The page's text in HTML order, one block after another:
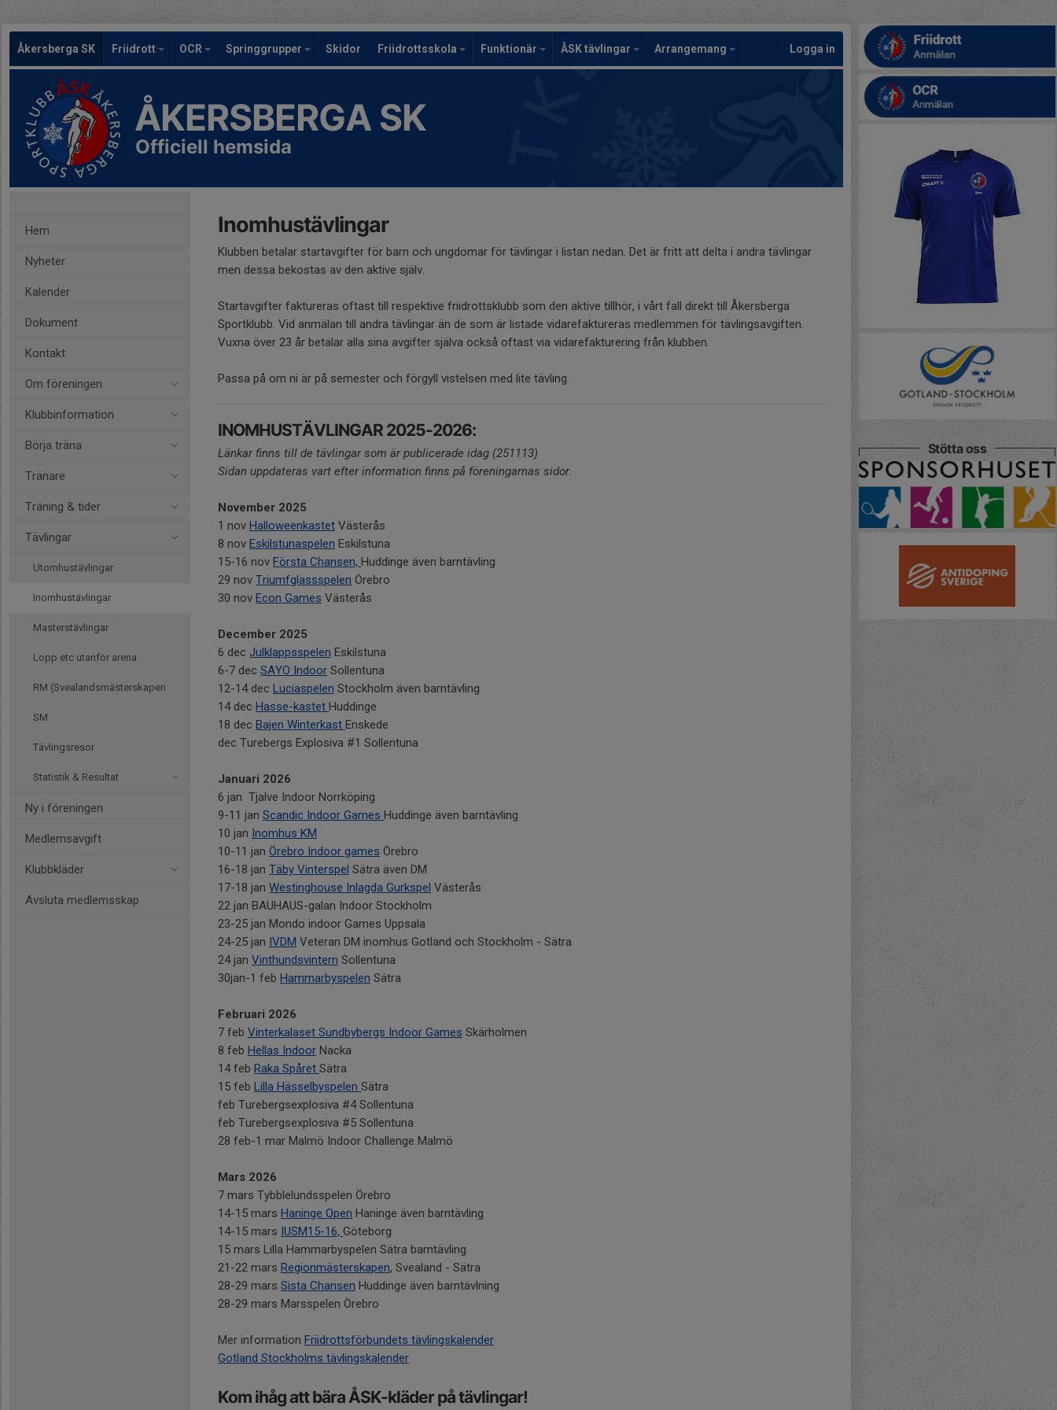
Åkersberga SK Friidrott OCR Springgrupper Skidor Friidrottsskola Funktionär ÅSK tävlingar Arrangemang Logga in
ÅKERSBERGA SK
Officiell hemsida
Hem
Nyheter
Kalender
Dokument
Kontakt
Om föreningen
Klubbinformation
Börja träna
Tränare
Träning & tider
Tävlingar
Utomhustävlingar
Inomhustävlingar
Masterstävlingar
Lopp etc utanför arena
RM (Svealandsmästerskapen
SM
Tävlingsresor
Statistik & Resultat
Ny i föreningen
Medlemsavgift
Klubbkläder
Avsluta medlemsskap
Inomhustävlingar
Klubben betalar startavgifter för barn och ungdomar för tävlingar i listan nedan. Det är fritt att delta i andra tävlingar
men dessa bekostas av den aktive själv.
Startavgifter faktureras oftast till respektive friidrottsklubb som den aktive tillhör, i vårt fall direkt till Åkersberga
Sportklubb. Vid anmälan till andra tävlingar än de som är listade vidarefaktureras medlemmen för tävlingsavgiften.
Vuxna över 23 år betalar alla sina avgifter själva också oftast via vidarefakturering från klubben.
Passa på om ni är på semester och förgyll vistelsen med lite tävling.
INOMHUSTÄVLINGAR 2025-2026:
Länkar finns till de tävlingar som är publicerade idag (251113)
Sidan uppdateras vart efter information finns på föreningarnas sidor.
November 2025
1 nov Halloweenkastet Västerås
8 nov Eskilstunaspelen Eskilstuna
15-16 nov Första Chansen, Huddinge även barntävling
29 nov Triumfglassspelen Örebro
30 nov Econ Games Västerås
December 2025
6 dec Julklappsspelen Eskilstuna
6-7 dec SAYO Indoor Sollentuna
12-14 dec Luciaspelen Stockholm även barntävling
14 dec Hasse-kastet Huddinge
18 dec Bajen Winterkast Enskede
dec Turebergs Explosiva #1 Sollentuna
Januari 2026
6 jan Tjalve Indoor Norrköping
9-11 jan Scandic Indoor Games Huddinge även barntävling
10 jan Inomhus KM
10-11 jan Örebro Indoor games Örebro
16-18 jan Täby Vinterspel Sätra även DM
17-18 jan Westinghouse Inlagda Gurkspel Västerås
22 jan BAUHAUS-galan Indoor Stockholm
23-25 jan Mondo indoor Games Uppsala
24-25 jan IVDM Veteran DM inomhus Gotland och Stockholm - Sätra
24 jan Vinthundsvintern Sollentuna
30jan-1 feb Hammarbyspelen Sätra
Februari 2026
7 feb Vinterkalaset Sundbybergs Indoor Games Skärholmen
8 feb Hellas Indoor Nacka
14 feb Raka Spåret Sätra
15 feb Lilla Hässelbyspelen Sätra
feb Turebergsexplosiva #4 Sollentuna
feb Turebergsexplosiva #5 Sollentuna
28 feb-1 mar Malmö Indoor Challenge Malmö
Mars 2026
7 mars Tybblelundsspelen Örebro
14-15 mars Haninge Open Haninge även barntävling
14-15 mars IUSM15-16, Göteborg
15 mars Lilla Hammarbyspelen Sätra barntävling
21-22 mars Regionmästerskapen, Svealand - Sätra
28-29 mars Sista Chansen Huddinge även barntävlning
28-29 mars Marsspelen Örebro
Mer information Friidrottsförbundets tävlingskalender
Gotland Stockholms tävlingskalender
Kom ihåg att bära ÅSK-kläder på tävlingar!
Stötta oss